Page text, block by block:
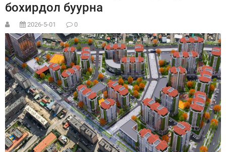
бохирдол буурна
2026-5-01 0